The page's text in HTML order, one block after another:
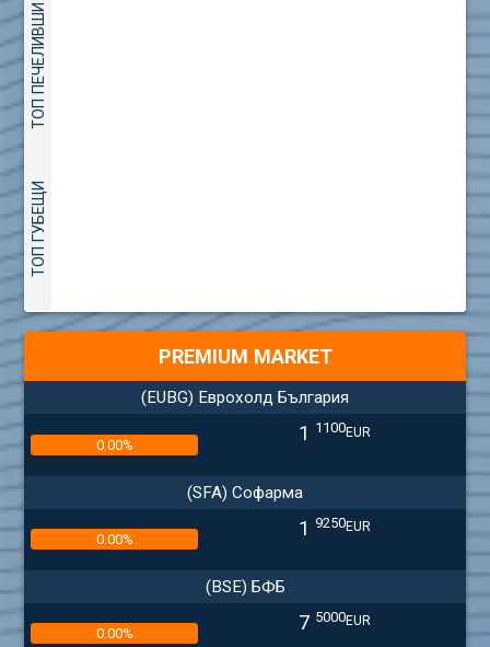
ТОП ПЕЧЕЛИВШИ
ТОП ГУБЕЩИ
PREMIUM MARKET
(EUBG) Еврохолд България
0.00% 1 1100EUR
(SFA) Софарма
0.00% 1 9250EUR
(BSE) БФБ
0.00% 7 5000EUR